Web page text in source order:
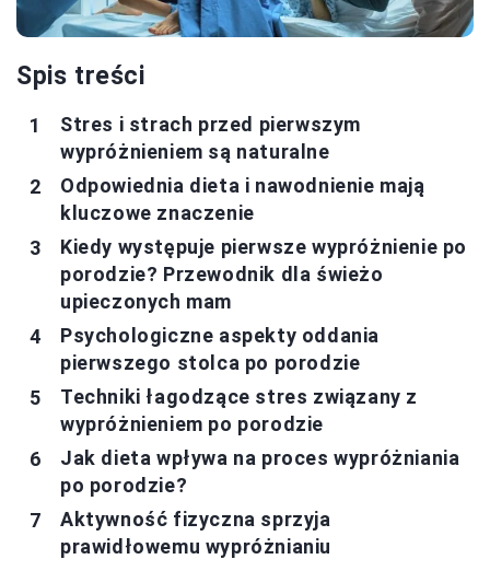
Spis treści
Stres i strach przed pierwszym
wypróżnieniem są naturalne
Odpowiednia dieta i nawodnienie mają
kluczowe znaczenie
Kiedy występuje pierwsze wypróżnienie po
porodzie? Przewodnik dla świeżo
upieczonych mam
Psychologiczne aspekty oddania
pierwszego stolca po porodzie
Techniki łagodzące stres związany z
wypróżnieniem po porodzie
Jak dieta wpływa na proces wypróżniania
po porodzie?
Aktywność fizyczna sprzyja
prawidłowemu wypróżnianiu